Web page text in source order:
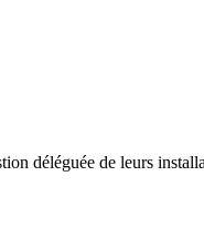
déléguée de leurs